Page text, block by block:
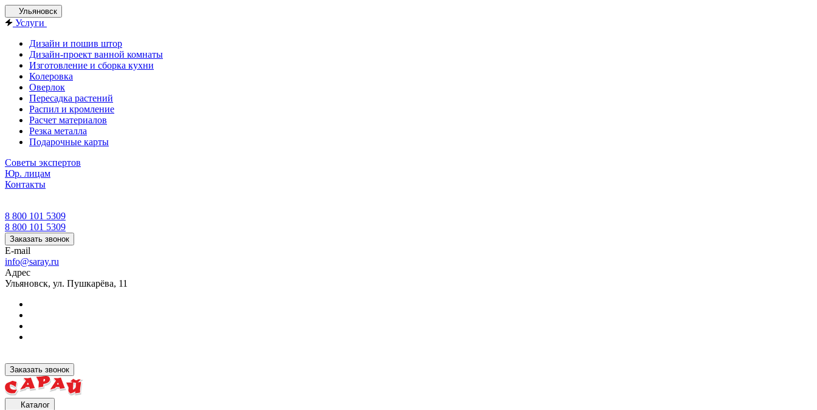
Ульяновск
Услуги
Дизайн и пошив штор
Дизайн-проект ванной комнаты
Изготовление и сборка кухни
Колеровка
Оверлок
Пересадка растений
Распил и кромление
Расчет материалов
Резка металла
Подарочные карты
Советы экспертов
Юр. лицам
Контакты
8 800 101 5309
8 800 101 5309
Заказать звонок
E-mail
info@saray.ru
Адрес
Ульяновск, ул. Пушкарёва, 11
Заказать звонок
Каталог